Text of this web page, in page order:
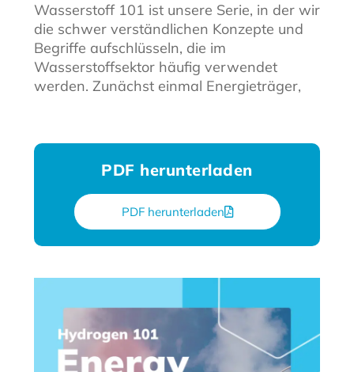
Wasserstoff 101 ist unsere Serie, in der wir
die schwer verständlichen Konzepte und
Begriffe aufschlüsseln, die im
Wasserstoffsektor häufig verwendet
werden. Zunächst einmal Energieträger,
PDF herunterladen
PDF herunterladen